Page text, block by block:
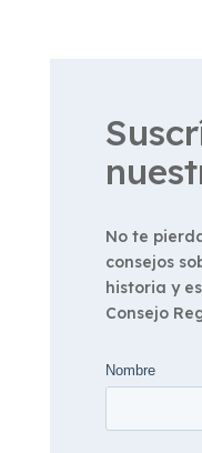
No te
consejos
historia y
Consejo